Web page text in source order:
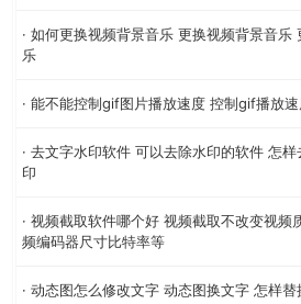
· 如何更换视频背景音乐 更换视频背景音乐
乐
· 能不能控制gif图片播放速度 控制gif播放
· 去文字水印软件 可以去除水印的软件 怎
印
· 视频截取软件哪个好 视频截取不改变视频
频编码器尺寸比特率等
· 动态图怎么修改文字 动态图换文字 怎样